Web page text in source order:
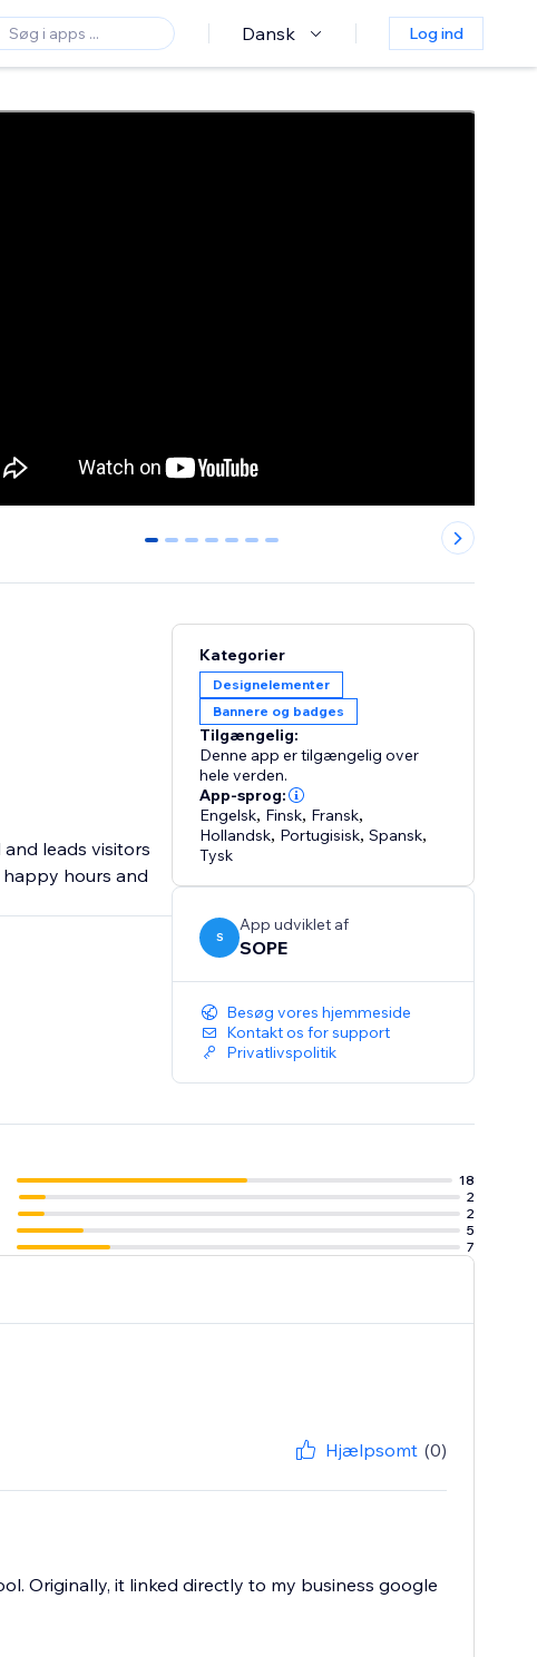
Dansk Log ind
0 1 2 3 4 5 6
leads visitors
hours and
Kategorier
Designelementer
Bannere og badges
Tilgængelig:
Denne app er tilgængelig over
hele verden.
App-sprog:
Engelsk, Finsk, Fransk,
Hollandsk, Portugisisk,Spansk,
Tysk
S
App udviklet af
SOPE
Besøg vores hjemmeside
Kontakt os for support
Privatlivspolitik
18
2
2
5
7
Hjælpsomt (0)
Originally, it linked directly to my business google